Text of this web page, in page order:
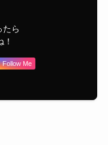
たら
Follow Me